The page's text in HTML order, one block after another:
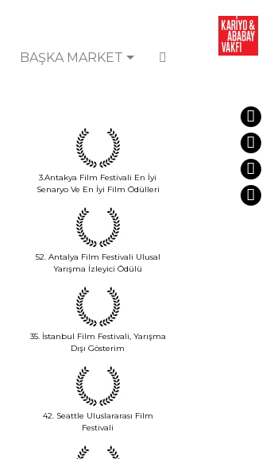
BAŞKA MARKET
3.Antakya Film Festivali En İyi
Senaryo Ve En İyi Film Ödülleri
52. Antalya Film Festivali Ulusal
Yarışma İzleyici Ödülü
35. İstanbul Film Festivali, Yarışma
Dışı Gösterim
42. Seattle Uluslararası Film
Festivali